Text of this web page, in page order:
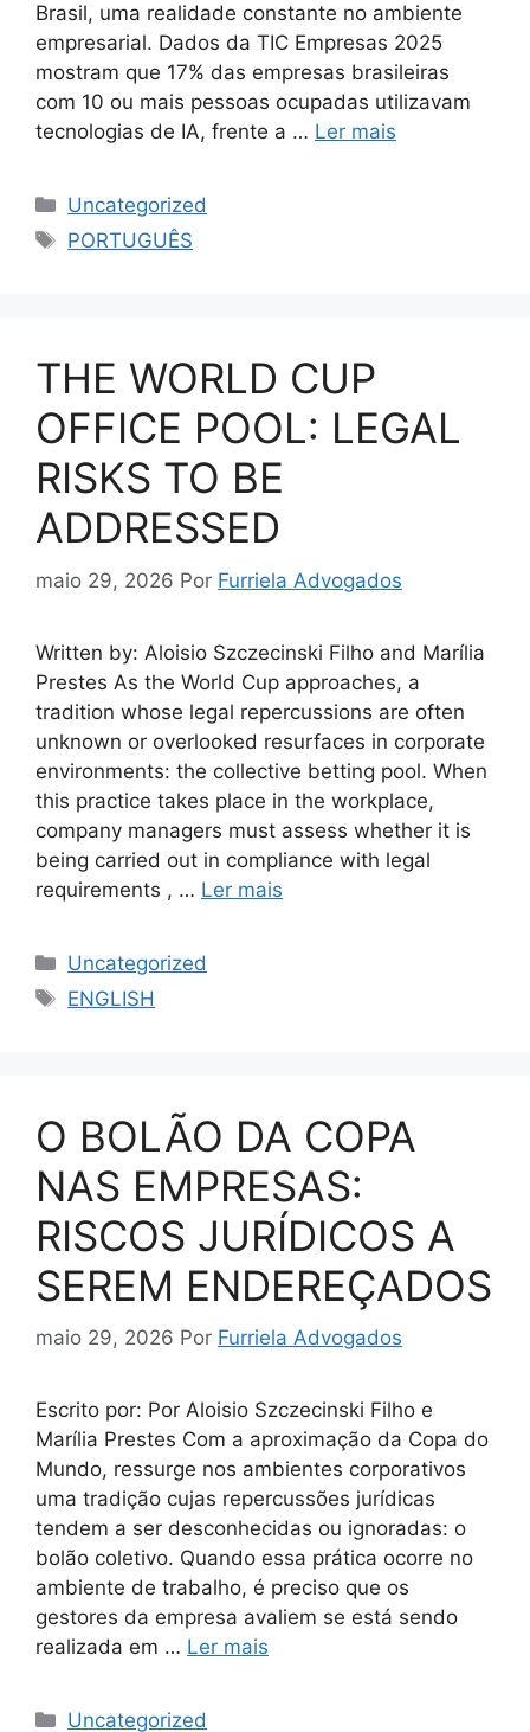
Brasil, uma realidade constante no ambiente
empresarial. Dados da TIC Empresas 2025
mostram que 17% das empresas brasileiras
com 10 ou mais pessoas ocupadas utilizavam
tecnologias de IA, frente a … Ler mais
Uncategorized
PORTUGUÊS
THE WORLD CUP
OFFICE POOL: LEGAL
RISKS TO BE
ADDRESSED
maio 29, 2026 Por Furriela Advogados
Written by: Aloisio Szczecinski Filho and Marília
Prestes As the World Cup approaches, a
tradition whose legal repercussions are often
unknown or overlooked resurfaces in corporate
environments: the collective betting pool. When
this practice takes place in the workplace,
company managers must assess whether it is
being carried out in compliance with legal
requirements , … Ler mais
Uncategorized
ENGLISH
O BOLÃO DA COPA
NAS EMPRESAS:
RISCOS JURÍDICOS A
SEREM ENDEREÇADOS
maio 29, 2026 Por Furriela Advogados
Escrito por: Por Aloisio Szczecinski Filho e
Marília Prestes Com a aproximação da Copa do
Mundo, ressurge nos ambientes corporativos
uma tradição cujas repercussões jurídicas
tendem a ser desconhecidas ou ignoradas: o
bolão coletivo. Quando essa prática ocorre no
ambiente de trabalho, é preciso que os
gestores da empresa avaliem se está sendo
realizada em … Ler mais
Uncategorized